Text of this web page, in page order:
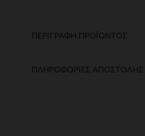
ΠΕΡΙΓΡΑΦΉ ΠΡΟΪΌΝΤΟΣ
ΠΛΗΡΟΦΟΡΊΕΣ ΑΠΟΣΤΟΛΉΣ